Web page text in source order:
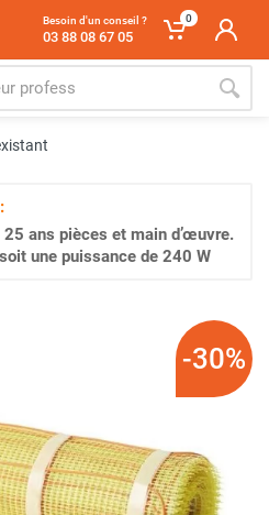
Besoin d'un conseil ?
03 88 08 67 05
0
25 ans pièces et main d’œuvre.
une puissance de 240 W
-30%